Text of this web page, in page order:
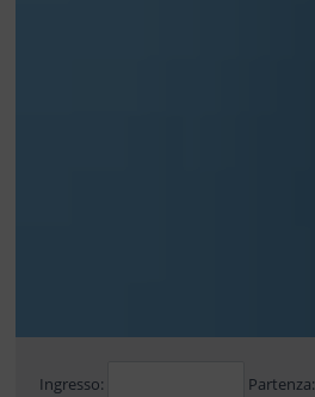
Ingresso: Partenza: